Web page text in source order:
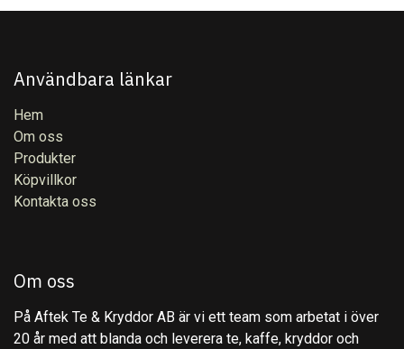
Användbara länkar
Hem
Om oss
Produkter
Köpvillkor
Kontakta oss
Om oss
På Aftek Te & Kryddor AB är vi ett team som arbetat i över
20 år med att blanda och leverera te, kaffe, kryddor och